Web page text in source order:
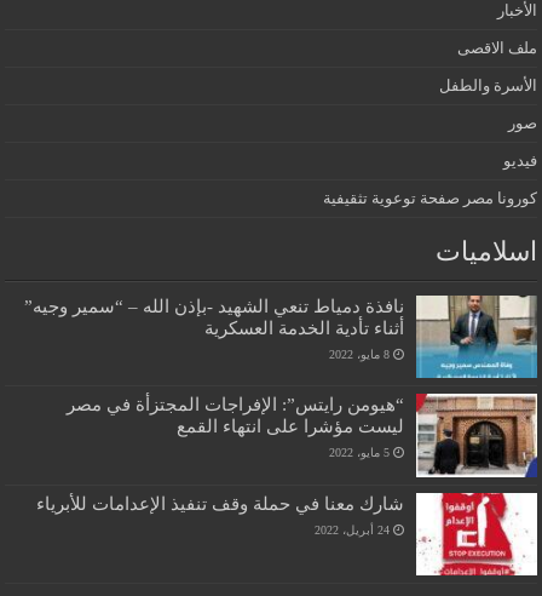
الأخبار
ملف الاقصى
الأسرة والطفل
صور
فيديو
كورونا مصر صفحة توعوية تثقيفية
اسلاميات
نافذة دمياط تنعي الشهيد -بإذن الله – “سمير وجيه”
أثناء تأدية الخدمة العسكرية
8 مايو، 2022
“هيومن رايتس”: الإفراجات المجتزأة في مصر
ليست مؤشرا على انتهاء القمع
5 مايو، 2022
شارك معنا في حملة وقف تنفيذ الإعدامات للأبرياء
24 أبريل، 2022